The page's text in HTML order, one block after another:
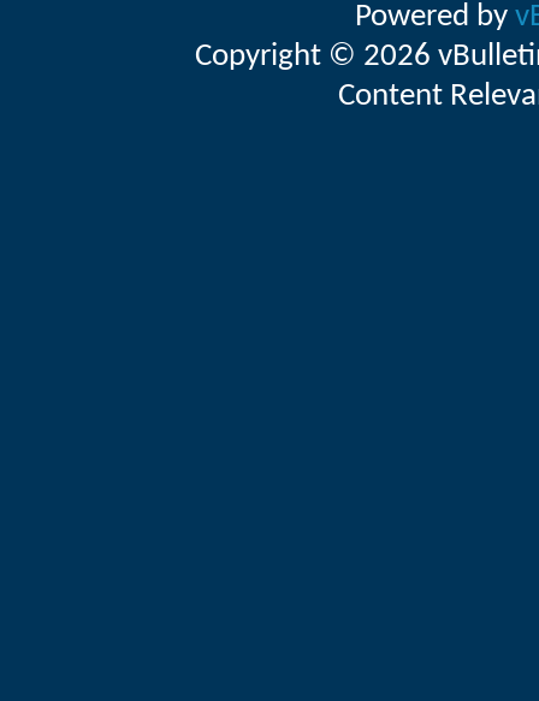
Powered by
Copyright © 2026
Content